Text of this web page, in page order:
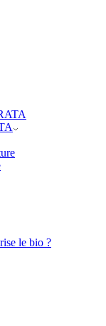
le bio ?